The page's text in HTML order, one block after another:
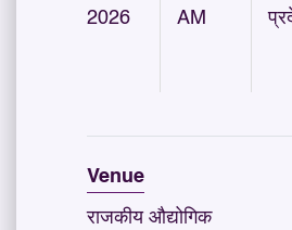
2026
AM
Venue
राजकीय औद्योगिक